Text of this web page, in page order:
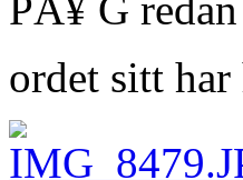
PÃ¥ G
ordet sitt